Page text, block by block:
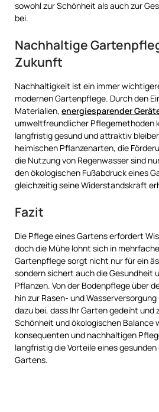
sowohl zur Schönheit als auch zur
bei.
Nachhaltige
Zukunft
Nachhaltigkeit ist ein immer
modernen Gartenpflege. Durch den
Materialien, energiesparender
umweltfreundlicher Pflegemethoden
langfristig gesund und attraktiv
heimischen Pflanzenarten, die
die Nutzung von Regenwasser sind
den ökologischen Fußabdruck eines
gleichzeitig seine Widerstandskraft
Fazit
Die Pflege eines Gartens erfordert
doch die Mühe lohnt sich in
Gartenpflege sorgt nicht nur für ein
sondern sichert auch die Gesundheit
Pflanzen. Von der Bodenpflege über
hin zur Rasen- und
dazu bei, dass Ihr Garten gedeiht und
Schönheit und ökologischen Balance
konsequenten und nachhaltigen
langfristig die Vorteile eines
Gartens.